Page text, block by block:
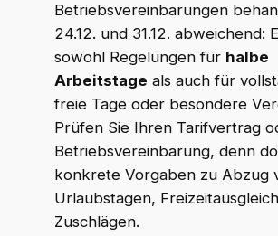
Betriebsvereinbarungen
24.12. und 31.12. abweichend:
sowohl Regelungen für halbe
Arbeitstage als auch für
freie Tage oder besondere
Prüfen Sie Ihren Tarifvertrag
Betriebsvereinbarung, denn
konkrete Vorgaben zu Abzug
Urlaubstagen,
Zuschlägen.